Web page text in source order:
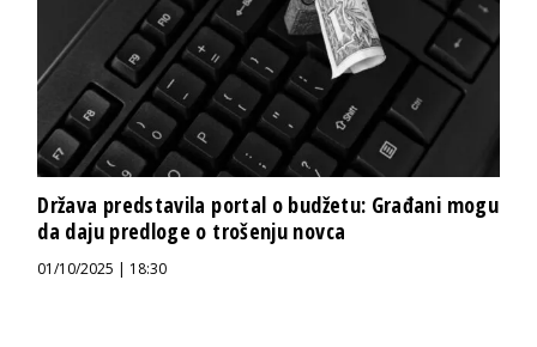
Država predstavila portal o budžetu: Građani mogu
da daju predloge o trošenju novca
01/10/2025 | 18:30